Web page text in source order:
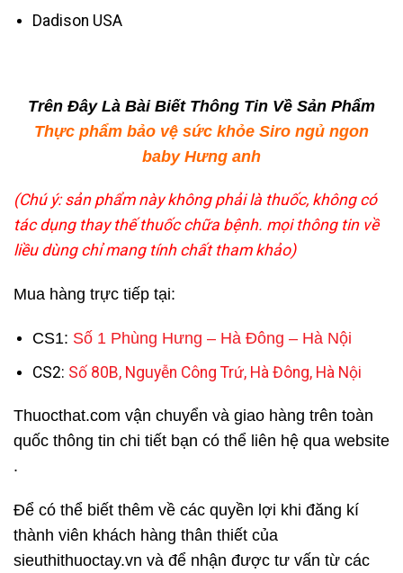
Dadison USA
Trên Đây Là Bài Biết Thông Tin Về Sản Phẩm
Thực phẩm bảo vệ sức khỏe Siro ngủ ngon
baby Hưng anh
(Chú ý: sản phẩm này không phải là thuốc, không có
tác dụng thay thế thuốc chữa bệnh. mọi thông tin về
liều dùng chỉ mang tính chất tham khảo)
Mua hàng trực tiếp tại:
CS1: Số 1 Phùng Hưng – Hà Đông – Hà Nội
CS2: Số 80B, Nguyễn Công Trứ, Hà Đông, Hà Nội
Thuocthat.com vận chuyển và giao hàng trên toàn
quốc thông tin chi tiết bạn có thể liên hệ qua website
.
Để có thể biết thêm về các quyền lợi khi đăng kí
thành viên khách hàng thân thiết của
sieuthithuoctay.vn và để nhận được tư vấn từ các